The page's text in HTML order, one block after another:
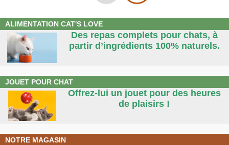
ALIMENTATION CAT'S LOVE
Des repas complets pour chats, à
partir d’ingrédients 100% naturels.
JOUET POUR CHAT
Offrez-lui un jouet pour des heures
de plaisirs !
NOTRE MAGASIN